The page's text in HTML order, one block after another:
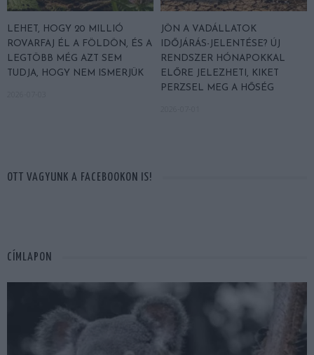
LEHET, HOGY 20 MILLIÓ
ROVARFAJ ÉL A FÖLDÖN, ÉS A
LEGTÖBB MÉG AZT SEM
TUDJA, HOGY NEM ISMERJÜK
JÖN A VADÁLLATOK
IDŐJÁRÁS-JELENTÉSE? ÚJ
RENDSZER HÓNAPOKKAL
ELŐRE JELEZHETI, KIKET
PERZSEL MEG A HŐSÉG
OTT VAGYUNK A FACEBOOKON IS!
CÍMLAPON